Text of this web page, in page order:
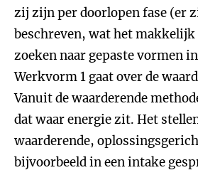
zij zijn per doorlopen fase (er
beschreven, wat het
zoeken naar gepaste vormen
Werkvorm 1 gaat over de
Vanuit de waarderende
dat waar energie zit. Het
waarderende,
bijvoorbeeld in een intake